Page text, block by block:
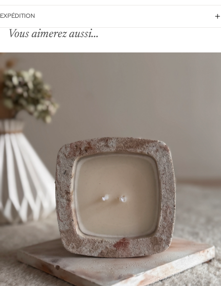
EXPÉDITION
Vous aimerez aussi...